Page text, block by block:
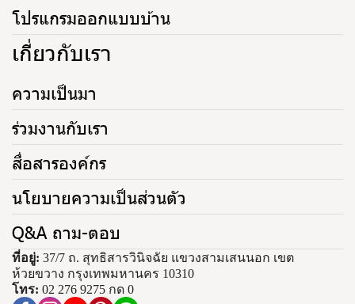
โปรแกรมออกแบบบ้าน
เกี่ยวกับเรา
ความเป็นมา
ร่วมงานกับเรา
สื่อสารองค์กร
นโยบายความเป็นส่วนตัว
Q&A ถาม-ตอบ
ที่อยู่: 37/7 ถ. สุทธิสารวินิจฉัย แขวงสามเสนนอก เขต
ห้วยขวาง กรุงเทพมหานคร 10310
โทร: 02 276 9275 กด 0